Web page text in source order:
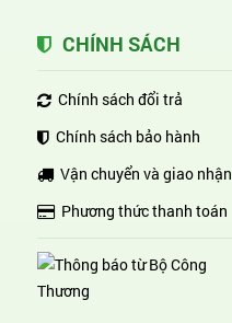
CHÍNH SÁCH
Chính sách đổi trả
Chính sách bảo hành
Vận chuyển và giao nhận
Phương thức thanh toán